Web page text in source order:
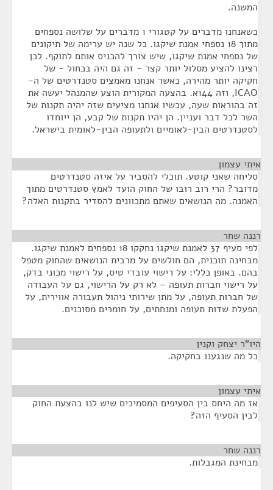
המשנה.
כשאנחנו מדברים על קטגורי 1 מדברים על שלושה נספחים
מתוך 18 נספחי אמנת שיקגו. כל שנה יש ערימה של תיקונים
של נספחי אמנת שיקגו, שיש צורך להכניס אותם לתוקף. לכן
רצינו להציע מסלול יותר קצר - זה גם היה בכחול - של
חקיקה יותר מהירה, כאשר אנחנו מאמצים סטנדרטים של ה-
ICAO, וזה 144א. בהצעה המקורית הוצע שהמנהל יעשה את
זה בהוראות שעה, עכשיו אנחנו מציעים שזה יהיה תקנות של
השר לכל דבר ועניין. הן יהיו תקנות של קבע, הן ייוחדו
לסטנדרטים הבין-לאומיים ולתעופה הבין-לאומית בישראל.
איתי עצמון
סליחה שאני קוטע. תוכלי להסביר על איזה סטנדרטים
מדובר? הרי רוב רובו של החוק הועד לאמץ סטנדרטים מתוך
האמנה. מה הנושאים שאתם מתכוונים להסדיר בתקנות האלה?
רננה שחר
לפי סעיף 37 לאמנת שיקגו נחקקו 18 נספחים לאמנת שיקגו.
מבחינה תוכנית, הם חולשים על מרבית הנושאים שהחוק מטפל
בהם. באופן כללי: על רישוי עובדי טיס, על רישוי מכוני בדק,
על רישוי חברות תעופה – לא רק על הרישוי, גם על העבודה
של חברות תעופה, על מתן שירותי ניהול תעבורה אווירית, על
הפעלת שדות תעופה ומנחתים, על חומרים מסוכנים.
היו"ר יצחק וקנין
כל מה שנגענו בחקיקה.
איתי עצמון
אז מה היחס בין הסעיפים המסמיכים שיש לנו בהצעת החוק
לבין הסעיף הזה?
רננה שחר
מבחינת המגבלות.